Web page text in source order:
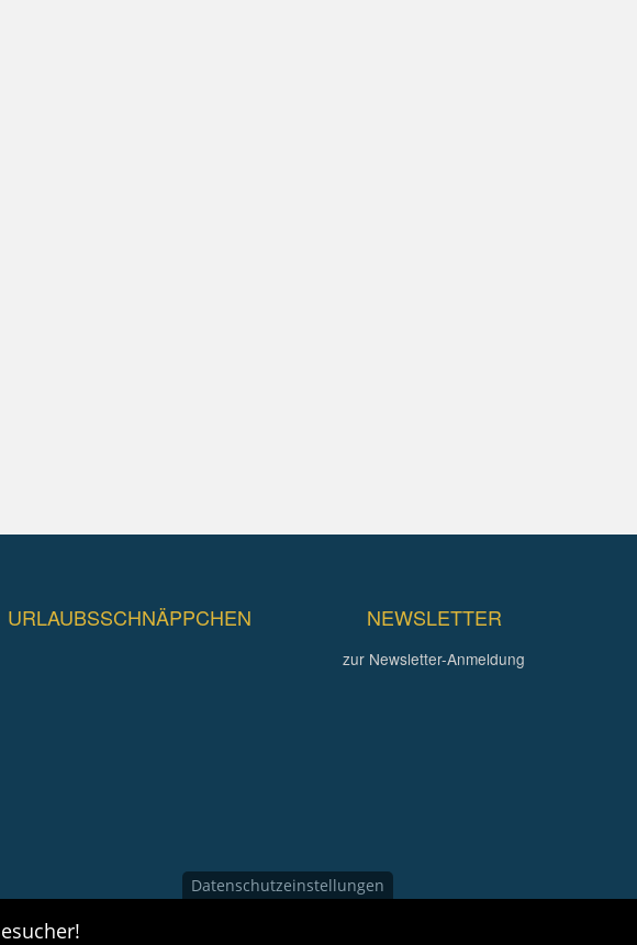
URLAUBSSCHNÄPPCHEN NEWSLETTER
zur Newsletter-Anmeldung
Datenschutzeinstellungen